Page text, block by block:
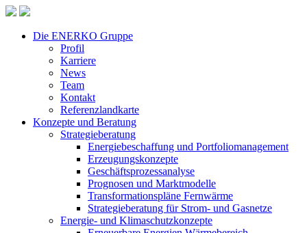
Die ENERKO Gruppe
Profil
Karriere
News
Team
Kontakt
Referenzlandkarte
Konzepte und Beratung
Strategieberatung
Energiebeschaffung und Portfoliomanagement
Erzeugungskonzepte
Geschäftsprozessanalyse
Prognosen und Marktmodelle
Transformationspläne Fernwärme
Strategieberatung für Strom- und Gasnetze
Energie- und Klimaschutzkonzepte